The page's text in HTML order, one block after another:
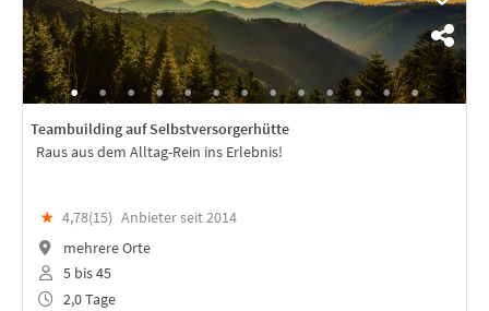
Teambuilding auf Selbstversorgerhütte
Raus aus dem Alltag-Rein ins Erlebnis!
★ 4,78(15) Anbieter seit 2014
mehrere Orte
5 bis 45
2,0 Tage